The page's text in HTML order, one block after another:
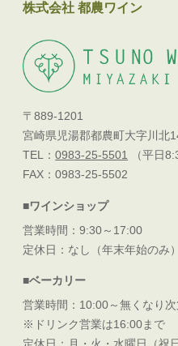
株式会社 都農ワイン
〒889-1201
宮崎県児湯郡都農町大字川北
TEL：0983-25-5501 （平日
FAX：0983-25-5502
■ワインショップ
営業時間：9:30～17:00
定休日：なし（年末年始のみ）
■ベーカリー
営業時間：10:00～無くなり
※ドリンク営業は16:00まで
定休日：月・火・水曜日（祝